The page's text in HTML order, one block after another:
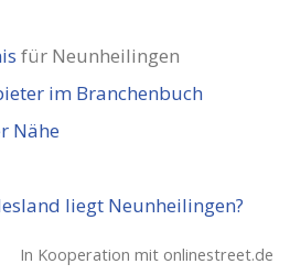
für Neunheilingen
im Branchenbuch
Nähe
liegt Neunheilingen?
In Kooperation mit onlinestreet.de